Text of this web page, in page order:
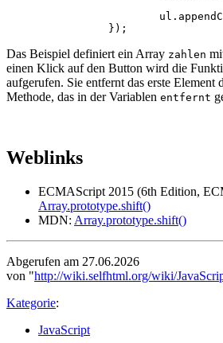
ul .
});
Das Beispiel definiert ein Array zahlen
einen Klick auf den Button wird die
aufgerufen. Sie entfernt das erste Element
Methode, das in der Variablen entfernt
Weblinks
ECMAScript 2015 (6th Edition,
Array.prototype.shift()
MDN: Array.prototype.shift()
Abgerufen am 27.06.2026
von "http://wiki.selfhtml.org/wiki/
Kategorie:
JavaScript